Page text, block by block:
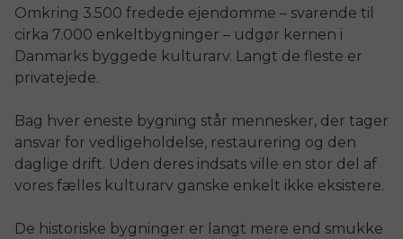
Omkring 3.500 fredede ejendomme – svarende til
cirka 7.000 enkeltbygninger – udgør kernen i
Danmarks byggede kulturarv. Langt de fleste er
privatejede.
Bag hver eneste bygning står mennesker, der tager
ansvar for vedligeholdelse, restaurering og den
daglige drift. Uden deres indsats ville en stor del af
vores fælles kulturarv ganske enkelt ikke eksistere.
De historiske bygninger er langt mere end smukke